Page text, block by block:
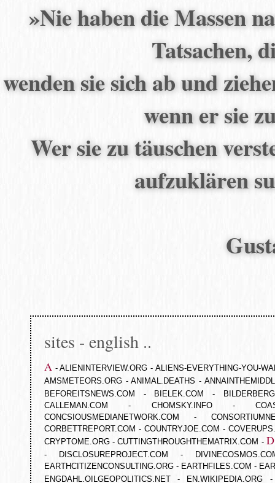
»Nie haben die Massen
Tatsachen,
wenden sie sich ab und
wenn er sie
Wer sie zu täuschen
aufzuklären
sites - english ..
A -ALIENINTERVIEW.ORG - ALIENS-EVERYTHING-YOU-
AMSMETEORS.ORG -ANIMAL.DEATHS -
BEFOREITSNEWS.COM
- BIELEK.COM -
CALLEMAN.COM
- CHOMSKY.INFO-
CONCSIOUSMEDIANETWORK.COM
-
CORBETTREPORT.COM - COUNTRYJOE.COM -
CRYPTOME.ORG -CUTTINGTHROUGHTHEMATRIX.COM - D
-
DISCLOSUREPROJECT.COM -
EARTHCITIZENCONSULTING.ORG - EARTHFILES.COM -
ENGDAHL.OILGEOPOLITICS.NET - EN.WIKIPEDIA.ORG